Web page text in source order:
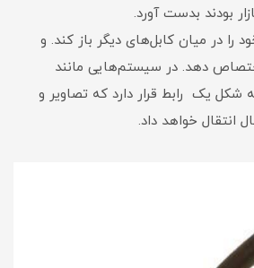
بودند بدست آورد.
را در میان کابل‌های دیگر باز کند. و
دهد. در سیستم‌هایی مانند
یک رابط قرار دارد که تصاویر و
انتقال خواهد داد.